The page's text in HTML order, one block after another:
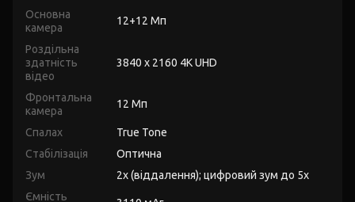
Основна
камера
12+12 Мп
Роздільна
здатність
відео
3840 x 2160 4K UHD
Фронтальна
камера
12 Мп
Спалах
True Tone
Стабілізація
Оптична
Зум
2x (віддалення); цифровий зум до 5x
Ємність